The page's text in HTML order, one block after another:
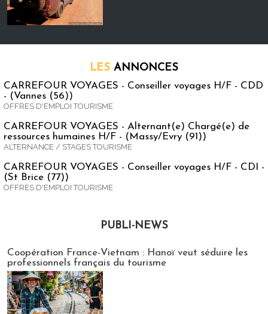
LES ANNONCES
CARREFOUR VOYAGES - Conseiller voyages H/F - CDD
- (Vannes (56))
OFFRES D'EMPLOI TOURISME
CARREFOUR VOYAGES - Alternant(e) Chargé(e) de
ressources humaines H/F - (Massy/Evry (91))
ALTERNANCE / STAGES TOURISME
CARREFOUR VOYAGES - Conseiller voyages H/F - CDI -
(St Brice (77))
OFFRES D'EMPLOI TOURISME
PUBLI-NEWS
Coopération France-Vietnam : Hanoï veut séduire les
professionnels français du tourisme